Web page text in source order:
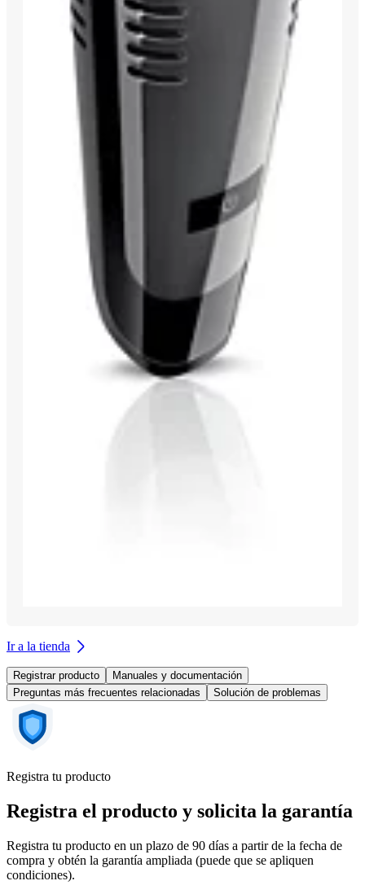
Ir a la tienda
Registrar producto
Manuales y documentación
Preguntas más frecuentes relacionadas
Solución de problemas
Registra tu producto
Registra el producto y solicita la garantía
Registra tu producto en un plazo de 90 días a partir de la fecha de
compra y obtén la garantía ampliada (puede que se apliquen
condiciones).